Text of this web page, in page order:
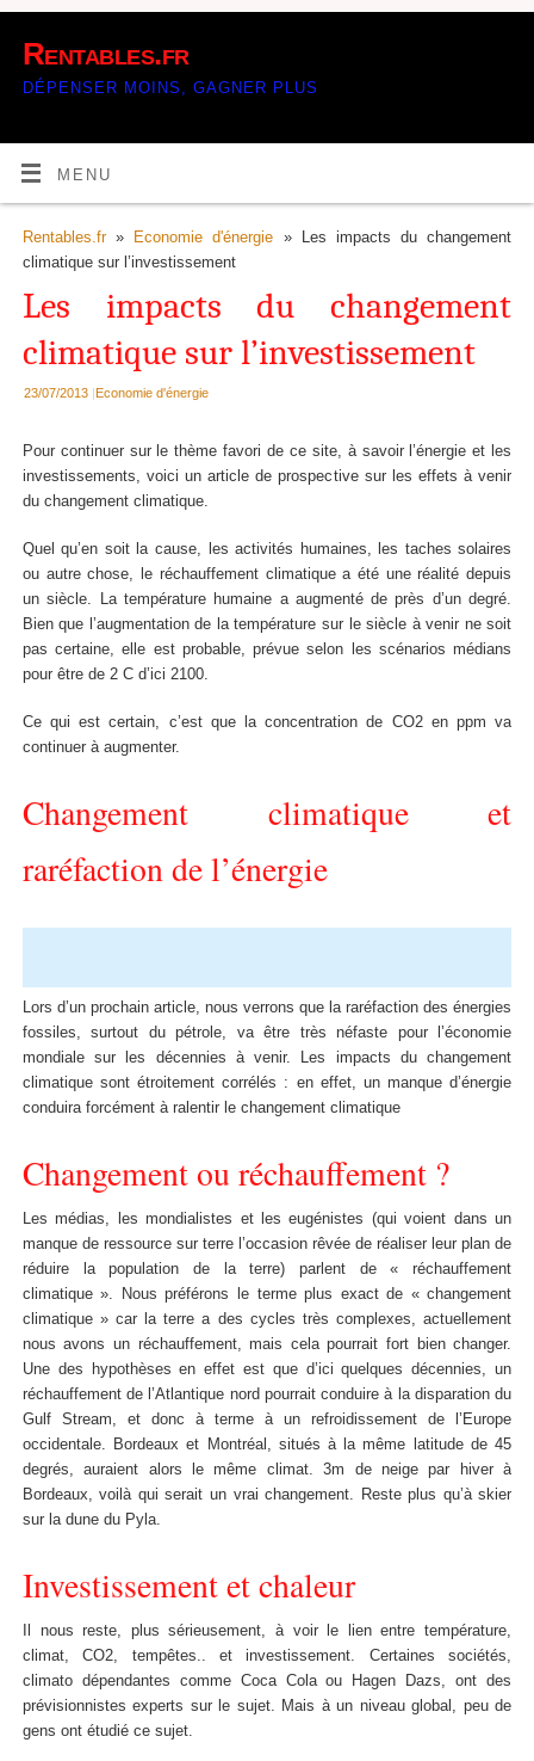
Rentables.fr
DÉPENSER MOINS, GAGNER PLUS
MENU
Rentables.fr» Economie d'énergie » Les impacts du changement
climatique sur l’investissement
Les impacts du changement
climatique sur l’investissement
23/07/2013 |Economie d'énergie
Pour continuer sur le thème favori de ce site, à savoir l’énergie et les
investissements, voici un article de prospective sur les effets à venir
du changement climatique.
Quel qu’en soit la cause, les activités humaines, les taches solaires
ou autre chose, le réchauffement climatique a été une réalité depuis
un siècle. La température humaine a augmenté de près d’un degré.
Bien que l’augmentation de la température sur le siècle à venir ne soit
pas certaine, elle est probable, prévue selon les scénarios médians
pour être de 2 C d’ici 2100.
Ce qui est certain, c’est que la concentration de CO2 en ppm va
continuer à augmenter.
Changement climatique et
raréfaction de l’énergie
Lors d’un prochain article, nous verrons que la raréfaction des énergies
fossiles, surtout du pétrole, va être très néfaste pour l’économie
mondiale sur les décennies à venir. Les impacts du changement
climatique sont étroitement corrélés : en effet, un manque d’énergie
conduira forcément à ralentir le changement climatique
Changement ou réchauffement ?
Les médias, les mondialistes et les eugénistes (qui voient dans un
manque de ressource sur terre l’occasion rêvée de réaliser leur plan de
réduire la population de la terre) parlent de « réchauffement
climatique ». Nous préférons le terme plus exact de « changement
climatique » car la terre a des cycles très complexes, actuellement
nous avons un réchauffement, mais cela pourrait fort bien changer.
Une des hypothèses en effet est que d’ici quelques décennies, un
réchauffement de l’Atlantique nord pourrait conduire à la disparation du
Gulf Stream, et donc à terme à un refroidissement de l’Europe
occidentale. Bordeaux et Montréal, situés à la même latitude de 45
degrés, auraient alors le même climat. 3m de neige par hiver à
Bordeaux, voilà qui serait un vrai changement. Reste plus qu’à skier
sur la dune du Pyla.
Investissement et chaleur
Il nous reste, plus sérieusement, à voir le lien entre température,
climat, CO2, tempêtes.. et investissement. Certaines sociétés,
climato dépendantes comme Coca Cola ou Hagen Dazs, ont des
prévisionnistes experts sur le sujet. Mais à un niveau global, peu de
gens ont étudié ce sujet.